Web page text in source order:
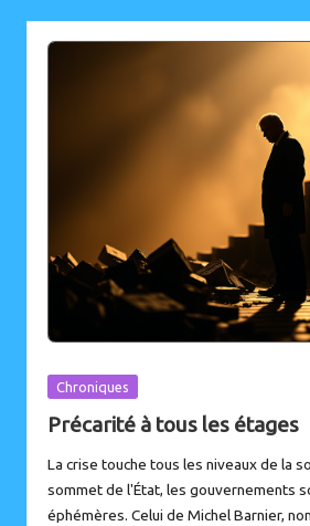
Posted
Chroniques
Précarité à tous les étages
La crise touche tous les niveaux de la
sommet de l'État, les gouvernements
éphémères. Celui de Michel Barnier,